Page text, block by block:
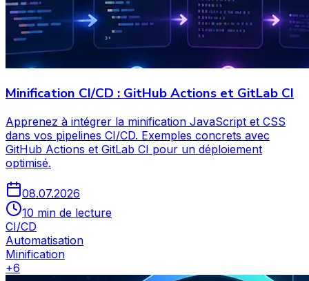
Minification CI/CD : GitHub Actions et GitLab CI
Apprenez à intégrer la minification JavaScript et CSS
dans vos pipelines CI/CD. Exemples concrets avec
GitHub Actions et GitLab CI pour un déploiement
optimisé.
08.07.2026
10 min de lecture
CI/CD
Automatisation
Minification
+6